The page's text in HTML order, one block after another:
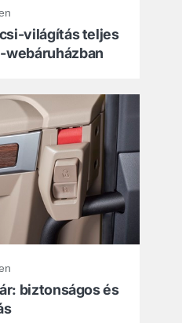
világítás teljes
webáruházban
biztonságos és